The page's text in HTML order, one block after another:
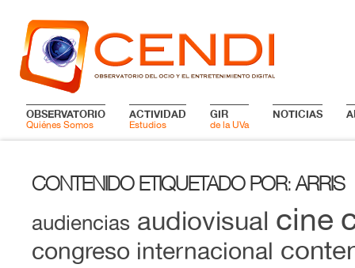
OBSERVATORIO
Quiénes Somos
ACTIVIDAD
Estudios
GIR
de la UVa
NOTICIAS
CONTENIDO ETIQUETADO POR: ARRIS
audiencias audiovisual cine
congreso internacional